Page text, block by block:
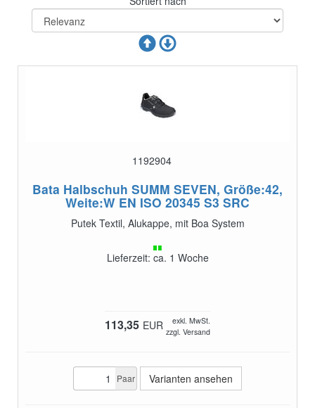
1192904
Bata Halbschuh SUMM SEVEN, Größe:42,
Weite:W EN ISO 20345 S3 SRC
Putek Textil, Alukappe, mit Boa System
Lieferzeit: ca. 1 Woche
113,35 EUR
exkl. MwSt.
zzgl. Versand
Paar Varianten ansehen